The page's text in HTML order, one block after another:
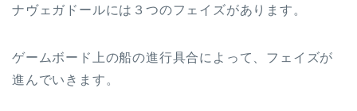
ナヴェガドールには３つのフェイズがあります。
ゲームボード上の船の進行具合によって、フェイズが
進んでいきます。